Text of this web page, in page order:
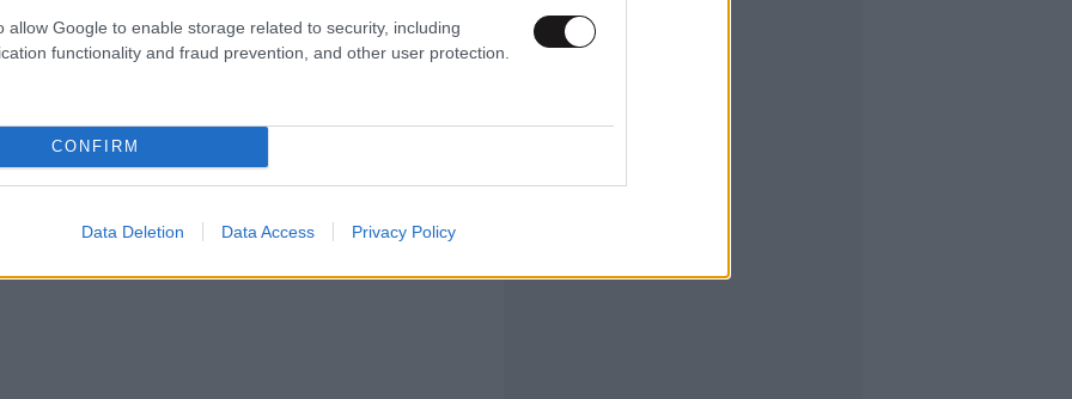
allow Google to enable storage related to security, including
functionality and fraud prevention, and other user protection.
CONFIRM
Data Deletion Data Access Privacy Policy
και στην Ευρώπη. Σε σχέση με τις άλλες
είναι σαφώς πιο ανεβασμένη».